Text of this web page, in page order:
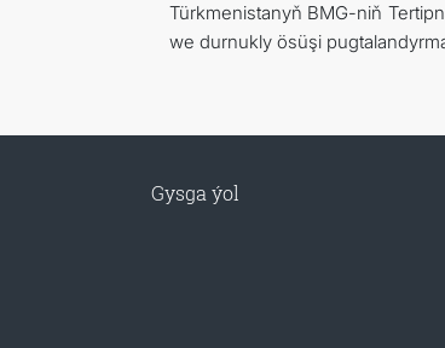
Türkmenistanyň BMG-niň
we durnukly ösüşi
Gysga ýol